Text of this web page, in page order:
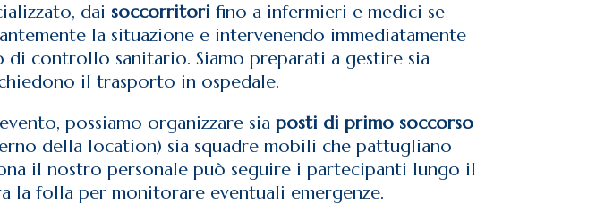
dai soccorritori fino a infermieri e medici se
la situazione e intervenendo immediatamente
di controllo sanitario. Siamo preparati a gestire sia
il trasporto in ospedale.
possiamo organizzare sia posti di primo soccorso
della location) sia squadre mobili che pattugliano
il nostro personale può seguire i partecipanti lungo il
la folla per monitorare eventuali emergenze.